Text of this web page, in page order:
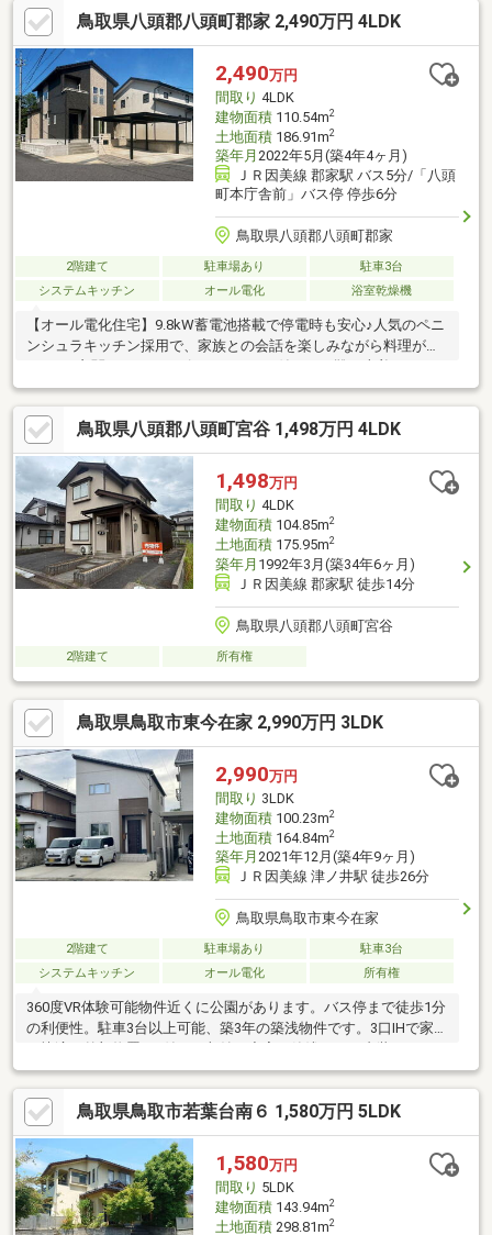
鳥取県八頭郡八頭町郡家 2,490万円 4LDK
2,490万円
間取り 4LDK
建物面積110.54m2
土地面積186.91m2
築年月 2022年5月(築4年4ヶ月)
ＪＲ因美線 郡家駅 バス5分/「八頭
町本庁舎前」バス停 停歩6分
鳥取県八頭郡八頭町郡家
2階建て 駐車場あり
駐車3台
システムキッチン
オール電化 浴室乾燥機
【オール電化住宅】9.8kW蓄電池搭載で停電時も安心♪人気のペニ
ンシュラキッチン採用で、家族との会話を楽しみながら料理がで
ドア用品などもスッキリ収納可能！スキップフロアは、お子様の
勉強スペースや在宅ワークにも便利な空間です。収納力と使いや
すさにこだわった、家族みんなが快適に暮らせる住まい♪
鳥取県八頭郡八頭町宮谷 1,498万円 4LDK
1,498万円
間取り 4LDK
建物面積104.85m2
土地面積175.95m2
築年月 1992年3月(築34年6ヶ月)
ＪＲ因美線 郡家駅 徒歩14分
鳥取県八頭郡八頭町宮谷
2階建て 所有権
鳥取県鳥取市東今在家 2,990万円 3LDK
2,990万円
間取り 3LDK
建物面積100.23m2
土地面積164.84m2
築年月 2021年12月(築4年9ヶ月)
ＪＲ因美線 津ノ井駅 徒歩26分
鳥取県鳥取市東今在家
2階建て 駐車場あり
駐車3台
システムキッチン
オール電化 所有権
360度VR体験可能物件近くに公園があります。バス停まで徒歩1分
の利便性。駐車3台以上可能、築3年の築浅物件です。3口IHで家事
で快適な暮らしができます。
鳥取県鳥取市若葉台南６ 1,580万円 5LDK
1,580万円
間取り 5LDK
建物面積143.94m2
土地面積298.81m2